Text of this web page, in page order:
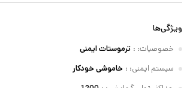
ویژگی‌ها
خصوصیات: : ترموستات ایمنی
سیستم ایمنی: : خاموشی خودکار